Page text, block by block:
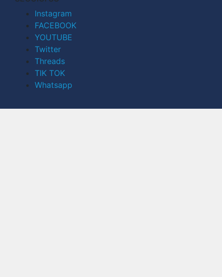
Instagram
FACEBOOK
YOUTUBE
Twitter
Threads
TIK TOK
Whatsapp